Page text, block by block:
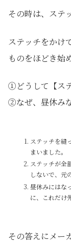
その時は、ステ
ステッチをかけ
ものをほどき始
①どうして【ス
②なぜ、昼休み
ステッチを縫
まいました。
ステッチが全
しないで、元
昼休みにはな
に、これだけ
その答えにメー